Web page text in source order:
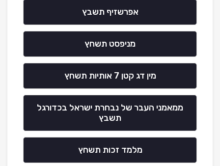
אפרשזיף תשבץ
מניפסט תשחץ
מין דג קטן 7 אותיות תשחץ
ממאמני העבר של נבחרת ישראל בכדורגל
תשבץ
מלמד זכות תשחץ